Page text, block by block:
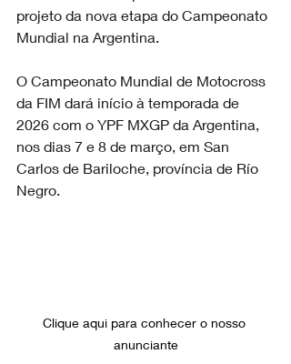
projeto da nova etapa do Campeonato
Mundial na Argentina.
O Campeonato Mundial de Motocross
da FIM dará início à temporada de
2026 com o YPF MXGP da Argentina,
nos dias 7 e 8 de março, em San
Carlos de Bariloche, província de Río
Negro.
Clique aqui para conhecer o nosso
anunciante